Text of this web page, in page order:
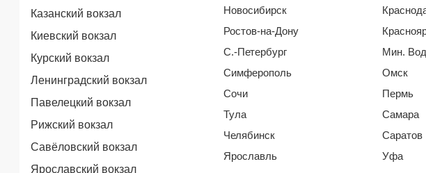
Казанский вокзал
Киевский вокзал
Курский вокзал
Ленинградский вокзал
Павелецкий вокзал
Рижский вокзал
Савёловский вокзал
Ярославский вокзал
Новосибирск
Ростов-на-Дону
С.-Петербург
Симферополь
Сочи
Тула
Челябинск
Ярославль
Мин.
Омск
Пермь
Самара
Саратов
Уфа